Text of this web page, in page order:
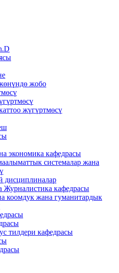
жобо
жүгүртмөсү
экономика кафедрасы
системалар жана
дисциплиналар
кафедрасы
коомдук жана гуманитардык
тилдери кафедрасы